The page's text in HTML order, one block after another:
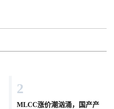
2
MLCC涨价潮汹涌，国产产